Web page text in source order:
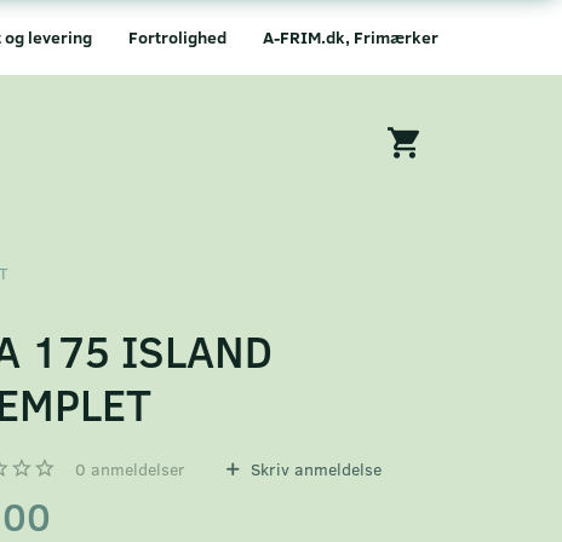
A-FRIM.dk, Frimærker
Fortrolighed
og levering
175 ISLAND
0 anmeldelser Skriv anmeldelse